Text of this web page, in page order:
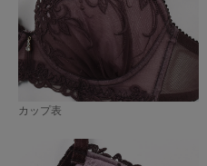
カップ表